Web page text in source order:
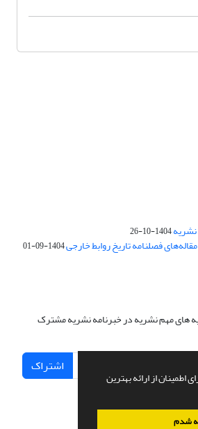
از ارائه بهترین
شدم
1404-10-26
1404-09-01
های مهم نشریه در خبرنامه نشریه مشترک
اشتراک